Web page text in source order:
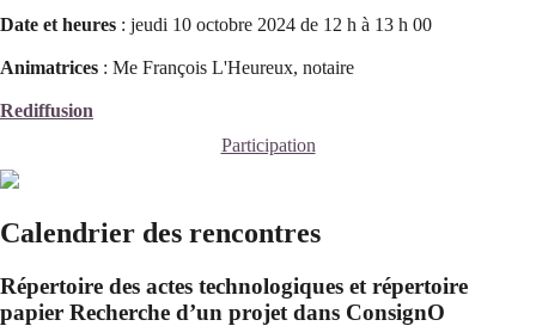
Date et heures : jeudi 10 octobre 2024 de 12 h à 13 h 00
Animatrices : Me François L'Heureux, notaire
Rediffusion
Participation
Calendrier des rencontres
Répertoire des actes technologiques et répertoire
papier Recherche d’un projet dans ConsignO